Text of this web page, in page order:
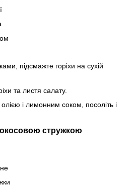
підсмажте горіхи на сухій
та листя салату.
і лимонним соком, посоліть і
стружкою